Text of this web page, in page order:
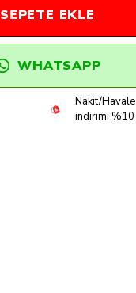
SEPETE EKLE
WHATSAPP
Nakit/Havale
indirimi %10